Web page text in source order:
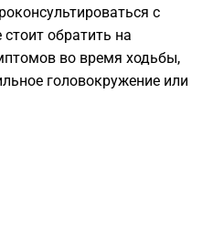
с
обратить на
во время ходьбы,
головокружение или